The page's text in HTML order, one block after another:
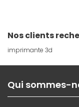
Nos clients
imprimante 3d
Qui sommes-